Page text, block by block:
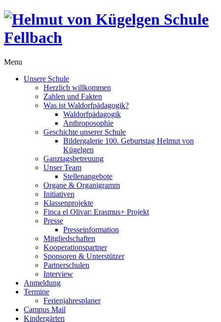
Menu
Unsere Schule
Herzlich willkommen
Zahlen und Fakten
Was ist Waldorfpädagogik?
Waldorfpädagogik
Anthroposophie
Geschichte unserer Schule
Bildergalerie 100. Geburtstag Helmut von
Kügelgen
Ganztagsbetreuung
Unser Team
Stellenangebote
Organe & Organigramm
Initiativen
Klassenprojekte
Finca el Olivar: Erasmus+ Projekt
Presse
Presseinformation
Mitgliedschaften
Kooperationspartner
Sponsoren & Unterstützer
Partnerschulen
Interview
Anmeldung
Termine
Ferienjahresplaner
Campus Mail
Kindergärten